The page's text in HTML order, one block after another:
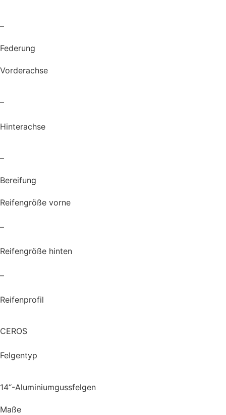
–
Federung
Vorderachse
–
Hinterachse
–
Bereifung
Reifengröße vorne
–
Reifengröße hinten
–
Reifenprofil
CEROS
Felgentyp
14“-Aluminiumgussfelgen
Maße